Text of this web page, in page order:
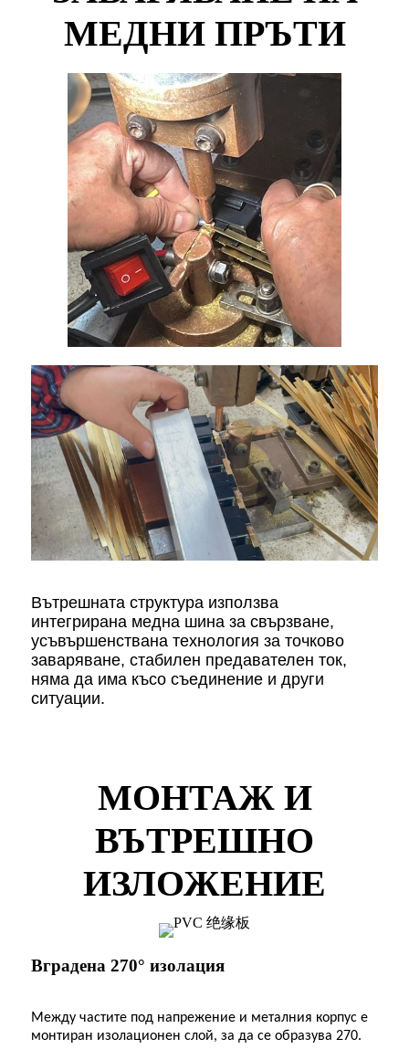
МЕДНИ ПРЪТИ
Вътрешната структура използва
интегрирана медна шина за свързване,
усъвършенствана технология за точково
заваряване, стабилен предавателен ток,
няма да има късо съединение и други
ситуации.
МОНТАЖ И
ВЪТРЕШНО
ИЗЛОЖЕНИЕ
Вградена 270° изолация
Между частите под напрежение и металния корпус е
монтиран изолационен слой, за да се образува 270.